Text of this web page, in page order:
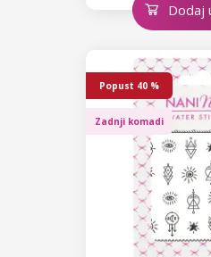
Pribor za
Gel boje za
Dodaj
Popust 40 %
Zadnji komadi